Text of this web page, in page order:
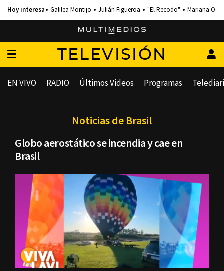
Galilea Montijo Julián Figueroa "El Recodo" Mariana
TELEVISIÓN
EN VIVO RADIO Últimos Videos Programas
Noticias de Brasil
Globo aerostático se incendia y cae en
Brasil